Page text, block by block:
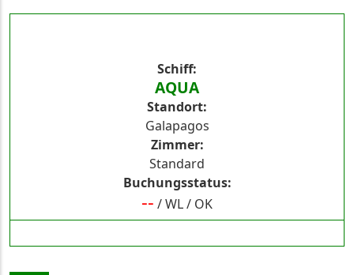
Schiff
AQUA
Standort
Galapagos
Zimmer
Standard
Buchungsstatus
-- /WL/ OK